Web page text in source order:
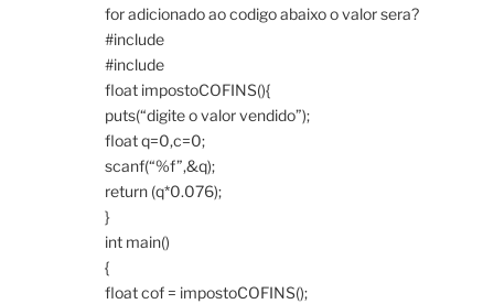
for adicionado ao codigo abaixo o valor sera?
#include
#include
float impostoCOFINS(){
puts(“digite o valor vendido”);
float q=0,c=0;
scanf(“%f”,&q);
return (q*0.076);
}
int main()
{
float cof = impostoCOFINS();